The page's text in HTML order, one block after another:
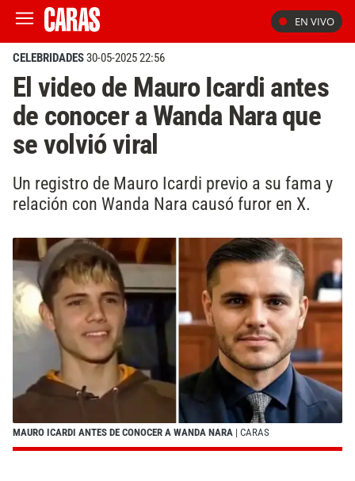
EN VIVO
CELEBRIDADES30-05-2025 22:56
El video de Mauro Icardi antes
de conocer a Wanda Nara que
se volvió viral
Un registro de Mauro Icardi previo a su fama y
relación con Wanda Nara causó furor en X.
MAURO ICARDI ANTES DE CONOCER A WANDA NARA | CARAS